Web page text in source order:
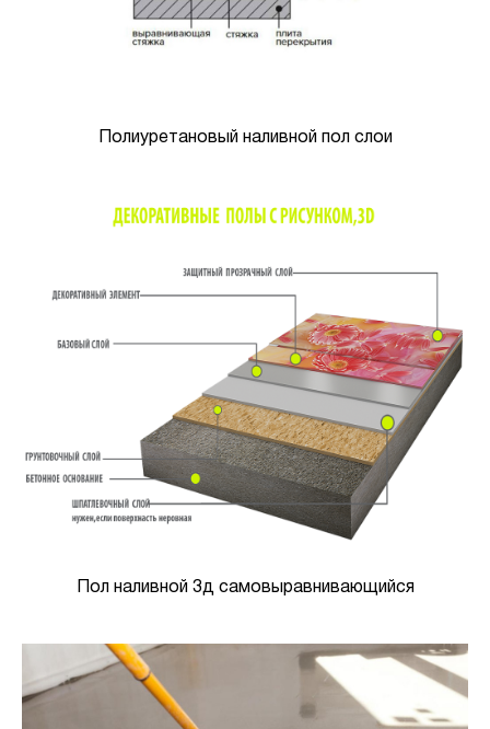
Полиуретановый наливной пол слои
Пол наливной 3д самовыравнивающийся